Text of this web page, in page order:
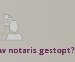
notaris gestopt?